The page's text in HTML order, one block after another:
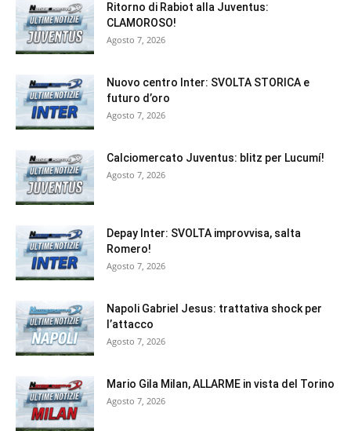
Ritorno di Rabiot alla Juventus:
CLAMOROSO!
Agosto 7, 2026
Nuovo centro Inter: SVOLTA STORICA e
futuro d’oro
Agosto 7, 2026
Calciomercato Juventus: blitz per Lucumí!
Agosto 7, 2026
Depay Inter: SVOLTA improvvisa, salta
Romero!
Agosto 7, 2026
Napoli Gabriel Jesus: trattativa shock per
l’attacco
Agosto 7, 2026
Mario Gila Milan, ALLARME in vista del Torino
Agosto 7, 2026